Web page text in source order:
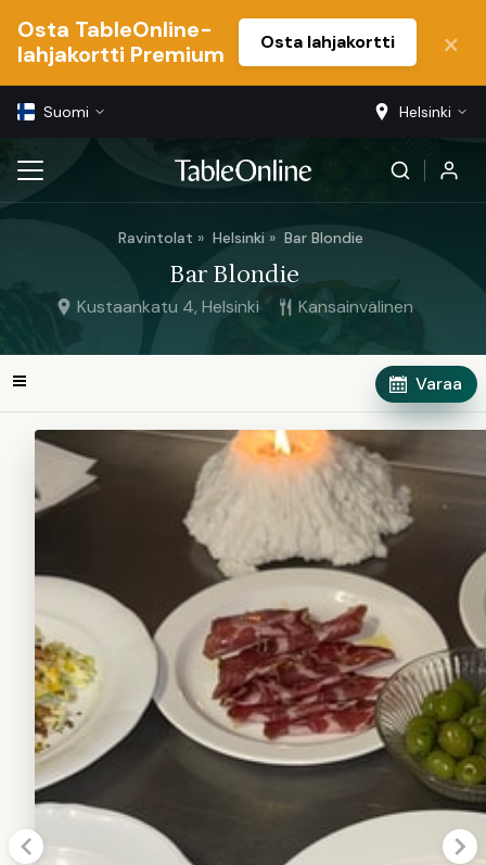
Osta TableOnline-
lahjakortti Premium
Osta lahjakortti
Suomi Helsinki
Ravintolat Helsinki Bar Blondie
Bar Blondie
Kustaankatu 4, Helsinki Kansainvälinen
Varaa